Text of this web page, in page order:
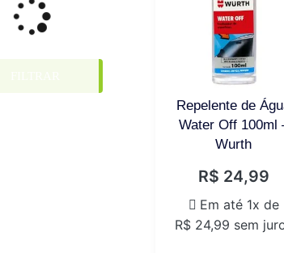
Repelente de
Water Off 100ml
Wurth
R$ 24,99
Em até 1x de
R$24,99 sem